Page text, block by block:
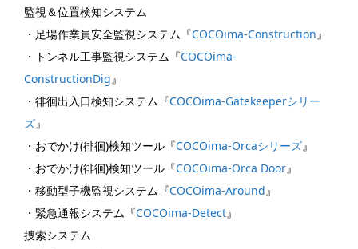
監視＆位置検知システム
・足場作業員安全監視システム『COCOima-Construction』
・トンネル工事監視システム『COCOima-
ConstructionDig』
・徘徊出入口検知システム『COCOima-Gatekeeperシリー
ズ』
・おでかけ(徘徊)検知ツール『COCOima-Orcaシリーズ』
・おでかけ(徘徊)検知ツール『COCOima-Orca Door』
・移動型子機監視システム『COCOima-Around』
・緊急通報システム『COCOima-Detect』
捜索システム